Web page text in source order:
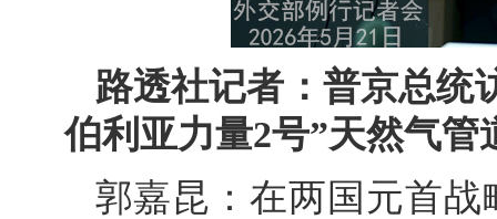
路透社记者：普京总统
伯利亚力量2号”天然气
郭嘉昆：在两国元首